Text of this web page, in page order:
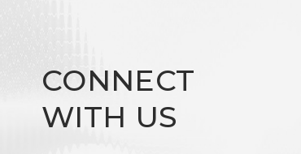
CONNECT
WITH US